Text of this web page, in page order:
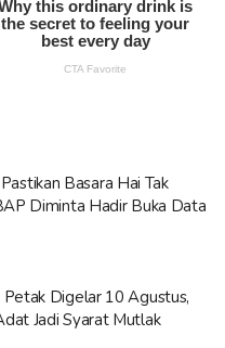
Basara Hai Tak
Diminta Hadir Buka Data
Petak Digelar 10 Agustus,
Jadi Syarat Mutlak